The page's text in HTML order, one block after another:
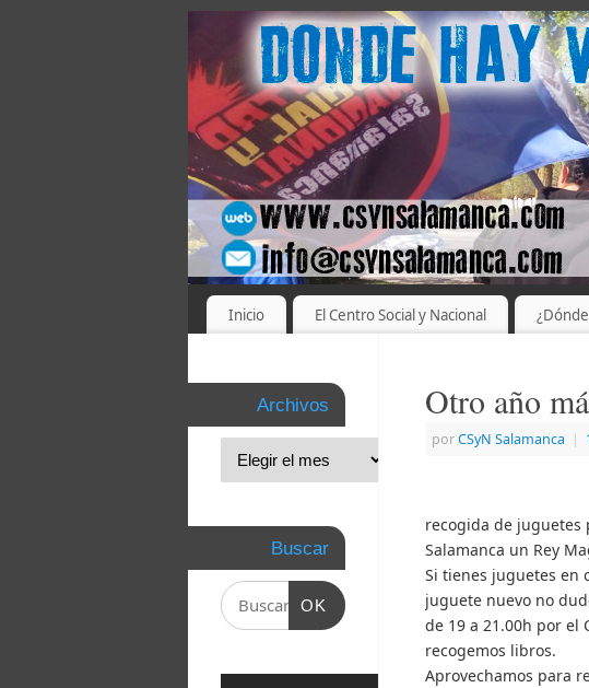
Inicio El Centro Social y Nacional
Otro año
porCSyN Salamanca |
recogida de juguetes
Salamanca un Rey
Si tienes juguetes en
juguete nuevo no
de 19 a 21.00h por el
recogemos libros.
Aprovechamos para
Archivos
Buscar
OK